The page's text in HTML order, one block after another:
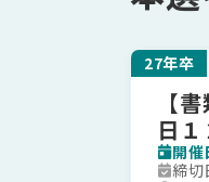
27年卒
【
日
る！
開
締切